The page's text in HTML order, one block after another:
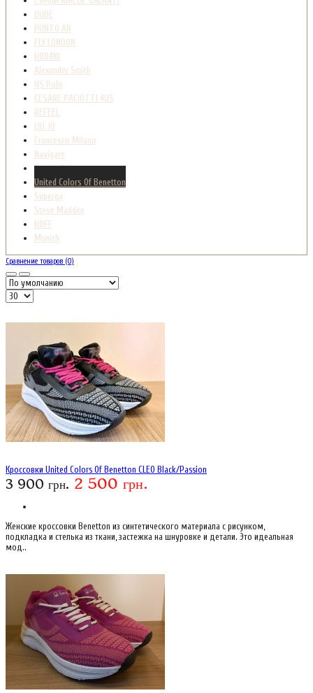
DUDE
PUNTO AR
FLY LONDON
HODAKI
Alexander Smith
US Polo
CESARE PACIOTTI 4US
REFEEL
LIU JO
Francesco Milano
Navigare
Cotton Belt
United Colors Of Benetton
Superga
Steve Madden
HOFF
Munich
Сравнение товаров (0)
Кроссовки United Colors Of Benetton CLEO Black/Passion
3 900 грн. 2 500 грн.
Женские кроссовки Benetton из синтетического материала с рисунком,
подкладка и стелька из ткани, застежка на шнуровке и детали. Это идеальная
мод..